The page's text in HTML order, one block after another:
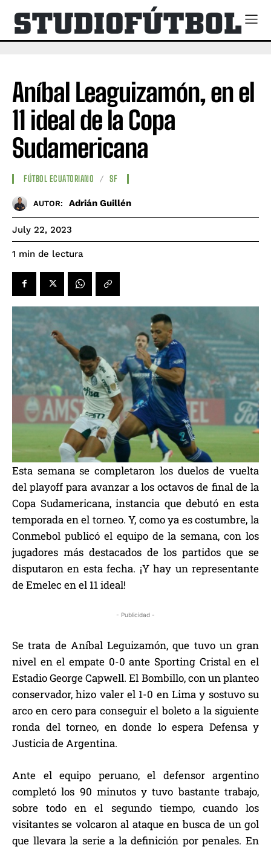
Aníbal Leaguizamón, en el
11 ideal de la Copa
Sudamericana
FÚTBOL ECUATORIANO SF
AUTOR: Adrián Guillén
July 22, 2023
1 min de lectura
Esta semana se completaron los duelos de vuelta
del playoff para avanzar a los octavos de final de la
Copa Sudamericana, instancia que debutó en esta
temporada en el torneo. Y, como ya es costumbre, la
Conmebol publicó el equipo de la semana, con los
jugadores más destacados de los partidos que se
disputaron en esta fecha. ¡Y hay un representante
de Emelec en el 11 ideal!
- Publicidad -
Se trata de Aníbal Leguizamón, que tuvo un gran
nivel en el empate 0-0 ante Sporting Cristal en el
Estadio George Capwell. El Bombillo, con un planteo
conservador, hizo valer el 1-0 en Lima y sostuvo su
arco en cero para conseguir el boleto a la siguiente
ronda del torneo, en donde lo espera Defensa y
Justicia de Argentina.
Ante el equipo peruano, el defensor argentino
completó los 90 minutos y tuvo bastante trabajo,
sobre todo en el segundo tiempo, cuando los
visitantes se volcaron al ataque en busca de un gol
que llevara la serie a la definición por penales. En